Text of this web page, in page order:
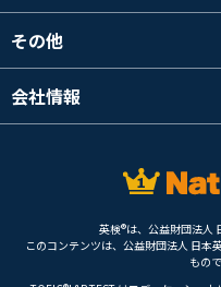
その他
会社情報
英検®は、公益財団法人
このコンテンツは、公益財団法人 日本
もの